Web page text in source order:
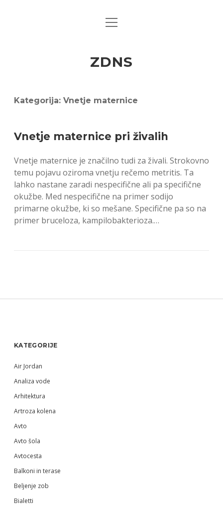
open
ZDNS
Kategorija: Vnetje maternice
Vnetje maternice pri živalih
Vnetje maternice je značilno tudi za živali. Strokovno
temu pojavu oziroma vnetju rečemo metritis. Ta
lahko nastane zaradi nespecifične ali pa specifične
okužbe. Med nespecifične na primer sodijo
primarne okužbe, ki so mešane. Specifične pa so na
primer bruceloza, kampilobakterioza.…
KATEGORIJE
Air Jordan
Analiza vode
Arhitektura
Artroza kolena
Avto
Avto šola
Avtocesta
Balkoni in terase
Beljenje zob
Bialetti